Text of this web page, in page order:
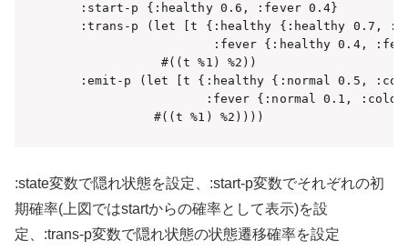
   :start-p {:healthy 0.6, :fever 0.4}
:trans-p (let [t {:healthy {:healthy 0.7,
:fever {:healthy 0.4,
              #((t %1) %2))
:emit-p (let [t {:healthy {:normal 0.5,
:fever {:normal 0.1, :cold
             #((t %1) %2))))
:state変数で隠れ状態を設定、:start-p変数でそれぞれの初
期確率(上図ではstartからの確率として表示)を設
定、:trans-p変数で隠れ状態の状態遷移確率を設定